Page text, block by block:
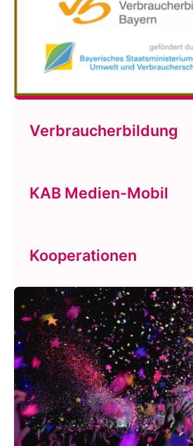
Verbraucherbildung
KAB Medien-Mobil
Kooperationen